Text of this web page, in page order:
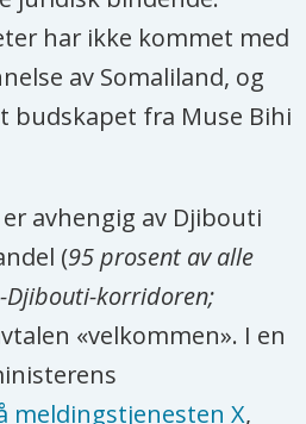
har ikke kommet med
av Somaliland, og
budskapet fra Muse Bihi
avhengig av Djibouti
(95 prosent av alle
Djibouti-korridoren;
«velkommen». I en
meldingstjenesten X,